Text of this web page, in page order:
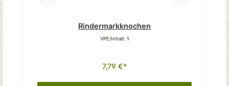
Rindermarkknochen
VPE/Inhalt: 1
7,79 €*